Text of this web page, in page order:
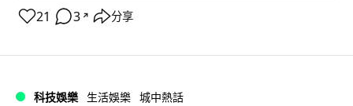
21 3 ↗ 分享
科技娛樂 生活娛樂 城中熱話